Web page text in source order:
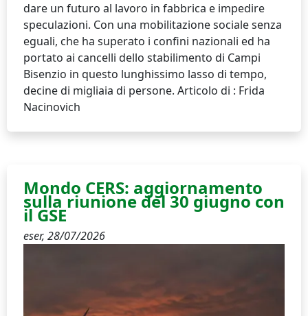
dare un futuro al lavoro in fabbrica e impedire
speculazioni. Con una mobilitazione sociale senza
eguali, che ha superato i confini nazionali ed ha
portato ai cancelli dello stabilimento di Campi
Bisenzio in questo lunghissimo lasso di tempo,
decine di migliaia di persone. Articolo di : Frida
Nacinovich
Mondo CERS: aggiornamento
sulla riunione del 30 giugno con
il GSE
eser, 28/07/2026